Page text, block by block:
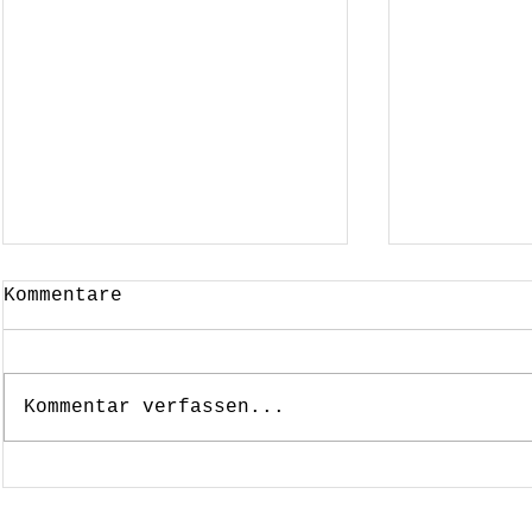
Kommentare
Kommentar verfassen...